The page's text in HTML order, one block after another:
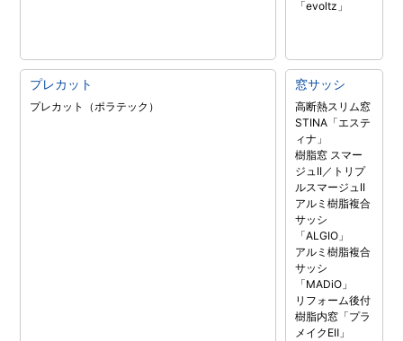
「evoltz」
プレカット
プレカット（ポラテック）
窓サッシ
高断熱スリム窓
STINA「エステ
ィナ」
樹脂窓 スマー
ジュII／トリプ
ルスマージュII
アルミ樹脂複合
サッシ
「ALGIO」
アルミ樹脂複合
サッシ
「MADiO」
リフォーム後付
樹脂内窓「プラ
メイクEⅡ」